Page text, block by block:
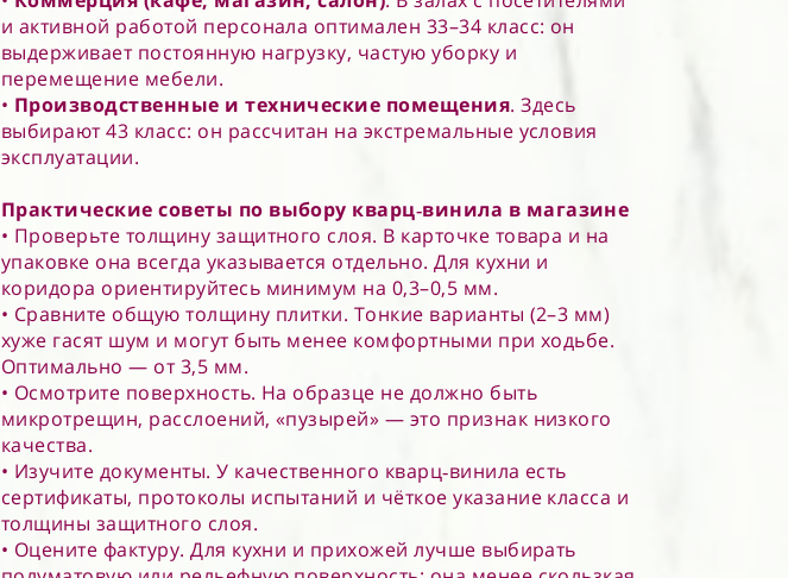
и активной работой персонала оптимален 33–34 класс: он
выдерживает постоянную нагрузку, частую уборку и
перемещение мебели.
• Производственные и технические помещения. Здесь
выбирают 43 класс: он рассчитан на экстремальные условия
эксплуатации.
Практические советы по выбору кварц‑винила в магазине
• Проверьте толщину защитного слоя. В карточке товара и на
упаковке она всегда указывается отдельно. Для кухни и
коридора ориентируйтесь минимум на 0,3–0,5 мм.
• Сравните общую толщину плитки. Тонкие варианты (2–3 мм)
хуже гасят шум и могут быть менее комфортными при ходьбе.
Оптимально — от 3,5 мм.
• Осмотрите поверхность. На образце не должно быть
микротрещин, расслоений, «пузырей» — это признак низкого
качества.
• Изучите документы. У качественного кварц‑винила есть
сертификаты, протоколы испытаний и чёткое указание класса и
толщины защитного слоя.
• Оцените фактуру. Для кухни и прихожей лучше выбирать